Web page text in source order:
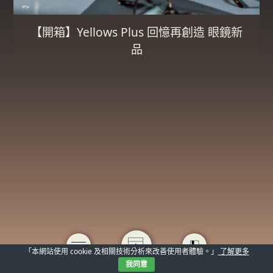
【開箱】Yellows Plus 回憶再創造 眼鏡新
品
「本網站使用 cookie 及相關技術分析來改善使用者體驗。」
了解更多
我同意